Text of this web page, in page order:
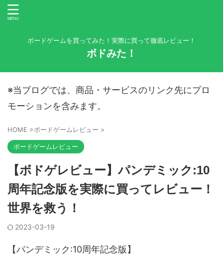
ボードゲームを買ってみた！実際に買って徹底レビュー！
ボドみた！
※当ブログでは、商品・サービスのリンク先にプロ
モーションを含みます。
HOME >ボードゲームレビュー >
ボードゲームレビュー
【ボドゲレビュー】パンデミック:10
周年記念版を実際に買ってレビュー！
世界を救う！
2023-03-19
【パンデミック:10周年記念版】